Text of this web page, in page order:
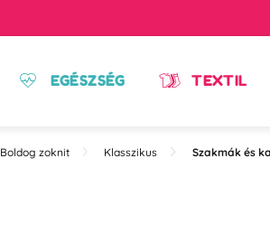
EGÉSZSÉG TEXTIL
Boldog zoknit Klasszikus Szakmák és